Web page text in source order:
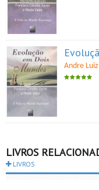
Andre
LIVROS
LIVROS